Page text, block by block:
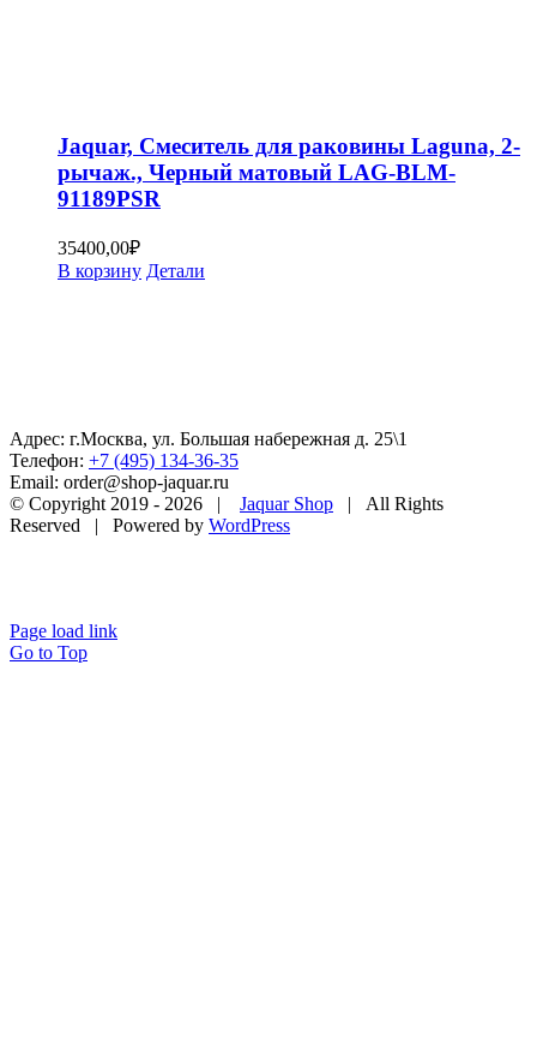
Jaquar, Смеситель для раковины Laguna, 2-
рычаж., Черный матовый LAG-BLM-
91189PSR
35400,00₽
В корзину Детали
Адрес: г.Москва, ул. Большая набережная д. 25\1
Телефон: +7 (495) 134-36-35
Email: order@shop-jaquar.ru
© Copyright 2019 - 2026 | Jaquar Shop | All Rights
Reserved | Powered by WordPress
Page load link
Go to Top